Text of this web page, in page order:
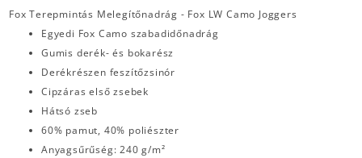
Fox Terepmintás Melegítőnadrág - Fox LW Camo Joggers
Egyedi Fox Camo szabadidőnadrág
Gumis derék- és bokarész
Derékrészen feszítőzsinór
Cipzáras első zsebek
Hátsó zseb
60% pamut, 40% poliészter
Anyagsűrűség: 240 g/m²